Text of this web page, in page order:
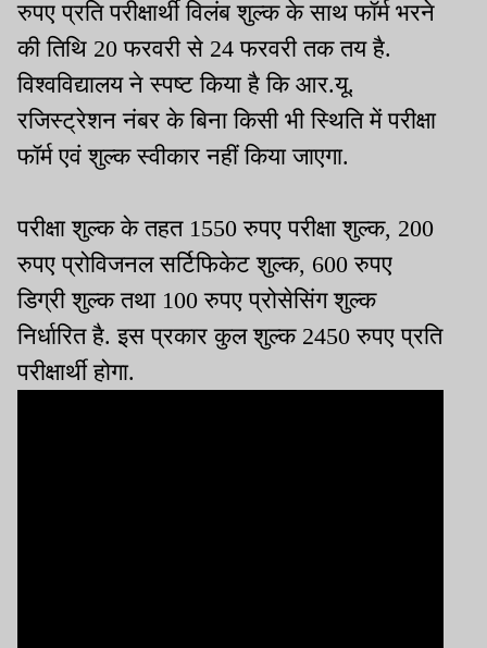
रुपए प्रति परीक्षार्थी विलंब शुल्क के साथ फॉर्म भरने
की तिथि 20 फरवरी से 24 फरवरी तक तय है.
विश्वविद्यालय ने स्पष्ट किया है कि आर.यू.
रजिस्ट्रेशन नंबर के बिना किसी भी स्थिति में परीक्षा
फॉर्म एवं शुल्क स्वीकार नहीं किया जाएगा.
परीक्षा शुल्क के तहत 1550 रुपए परीक्षा शुल्क, 200
रुपए प्रोविजनल सर्टिफिकेट शुल्क, 600 रुपए
डिग्री शुल्क तथा 100 रुपए प्रोसेसिंग शुल्क
निर्धारित है. इस प्रकार कुल शुल्क 2450 रुपए प्रति
परीक्षार्थी होगा.